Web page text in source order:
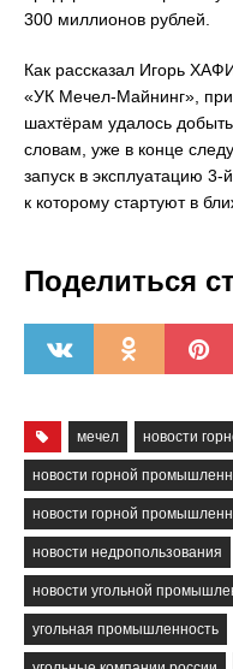
300 миллионов рублей.
Как рассказал Игорь
«УК Мечел-Майнинг»,
шахтёрам удалось
словам, уже в конце
запуск в эксплуатацию
к которому стартуют в
Поделиться
мечел новости
новости горной
новости горной
новости недропользования
новости угольной
угольная промышленность